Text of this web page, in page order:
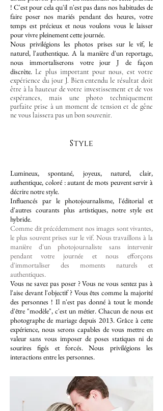
! C'est pour cela qu'il n'est pas dans nos habitudes de
faire poser nos mariés pendant des heures, votre
temps est précieux et nous voulons vous le laisser
pour vivre pleinement cette journée.
Nous privilégions les photos prises sur le vif, le
naturel, l'authentique. A la manière d'un reportage,
nous immortaliserons votre jour J de façon
discrète.Le plus important pour nous, est votre
expérience du jour J. Bien entendu le résultat doit
être à la hauteur de votre investissement et de vos
espérances, mais une photo techniquement
parfaite prise à un moment de tension et de gêne
ne vous laissera pas un bon souvenir.
Style
Lumineux, spontané, joyeux, naturel, clair,
authentique, coloré : autant de mots peuvent servir à
décrire notre style.
Influencés par le photojournalisme, l'éditorial et
d'autres courants plus artistiques, notre style est
hybride.
Comme dit précédemment nos images sont vivantes,
le plus souvent prises sur le vif. Nous travaillons à la
manière d'un photojournaliste sans intervenir
pendant votre journée et nous efforçons
d'immortaliser des moments naturels et
authentiques.
Vous ne savez pas poser ? Vous ne vous sentez pas à
l'aise devant l'objectif ? Vous êtes comme la majorité
des personnes ! Il n'est pas donné à tout le monde
d'être "modèle", c'est un métier. Chacun de nous est
photographe de mariage depuis 2013. Grâce à cette
expérience, nous serons capables de vous mettre en
valeur sans vous imposer de poses statiques ni de
sourires figés et forcés. Nous privilégions les
interactions entre les personnes.